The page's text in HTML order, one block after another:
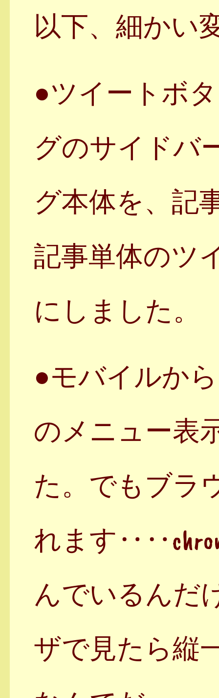
以下、細かい
●ツイートボ
グのサイドバ
グ本体を、記
記事単体のツ
にしました。
●モバイルか
のメニュー表
た。でもブラ
れます
んでいるんだ
ザで見たら縦